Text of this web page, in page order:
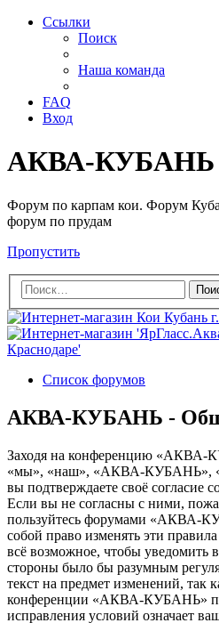
Ссылки
Поиск
Наша команда
FAQ
Вход
АКВА-КУБАНЬ
Форум по карпам кои. Форум
форум по прудам
Пропустить
Список форумов
АКВА-КУБАНЬ -
Заходя на конференцию «АКВА-
«мы», «наш», «АКВА-КУБАНЬ»,
вы подтверждаете своё согласие
Если вы не согласны с ними,
пользуйтесь форумами «АКВА-
собой право изменять эти
всё возможное, чтобы уведомить
стороны было бы разумным
текст на предмет изменений, так
конференции «АКВА-КУБАНЬ»
исправления условий означает